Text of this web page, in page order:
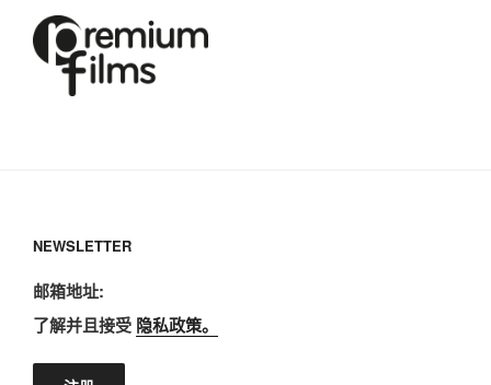
NEWSLETTER
邮箱地址:
了解并且接受 隐私政策。